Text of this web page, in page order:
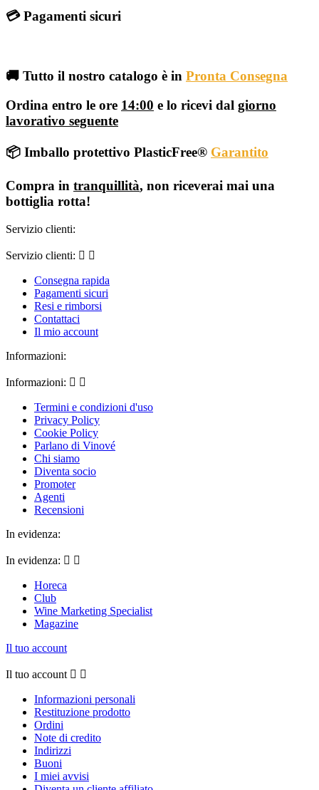
💳 Pagamenti sicuri
🚚 Tutto il nostro catalogo è in Pronta Consegna
Ordina entro le ore 14:00 e lo ricevi dal giorno
lavorativo seguente
📦 Imballo protettivo PlasticFree® Garantito
Compra in tranquillità, non riceverai mai una
bottiglia rotta!
Servizio clienti:
Servizio clienti:  
Consegna rapida
Pagamenti sicuri
Resi e rimborsi
Contattaci
Il mio account
Informazioni:
Informazioni:  
Termini e condizioni d'uso
Privacy Policy
Cookie Policy
Parlano di Vinové
Chi siamo
Diventa socio
Promoter
Agenti
Recensioni
In evidenza:
In evidenza:  
Horeca
Club
Wine Marketing Specialist
Magazine
Il tuo account
Il tuo account  
Informazioni personali
Restituzione prodotto
Ordini
Note di credito
Indirizzi
Buoni
I miei avvisi